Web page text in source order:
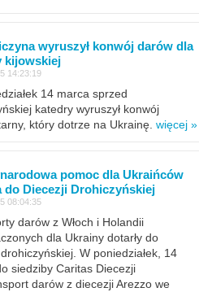
wyruszył konwój darów dla
kijowskiej
14:23:19
14 marca sprzed
katedry wyruszył konwój
który dotrze na Ukrainę. więcej »
pomoc dla Ukraińców
do Diecezji Drohiczyńskiej
08:04:35
darów z Włoch i Holandii
dla Ukrainy dotarły do
W poniedziałek, 14
siedziby Caritas Diecezji
darów z diecezji Arezzo we